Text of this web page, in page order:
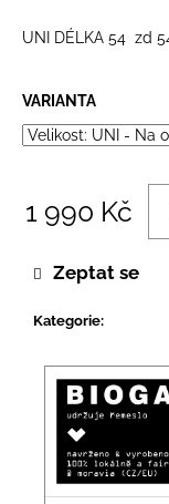
UNI DÉLKA 54 zd
VARIANTA
1 990 Kč
cena:
Kategorie:
Zeptat se
j
e